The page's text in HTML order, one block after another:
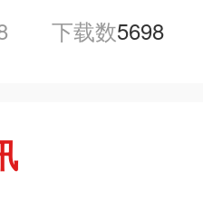
下载数5698